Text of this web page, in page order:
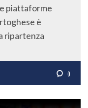
piattaforme
è
ripartenza
0